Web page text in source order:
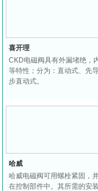
喜开理
CKD电磁阀具有外漏堵绝，
等特性；分为：直动式、先
步直动式。
哈威
哈威电磁阀可用螺栓紧固，
在控制部件中。其所需的安